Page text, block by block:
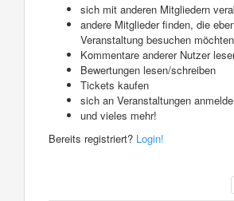
sich mit anderen Mitgliedern
andere Mitglieder finden, die
Veranstaltung besuchen möchten
Kommentare anderer Nutzer
Bewertungen lesen/schreiben
Tickets kaufen
sich an Veranstaltungen
und vieles mehr!
Bereits registriert? Login!